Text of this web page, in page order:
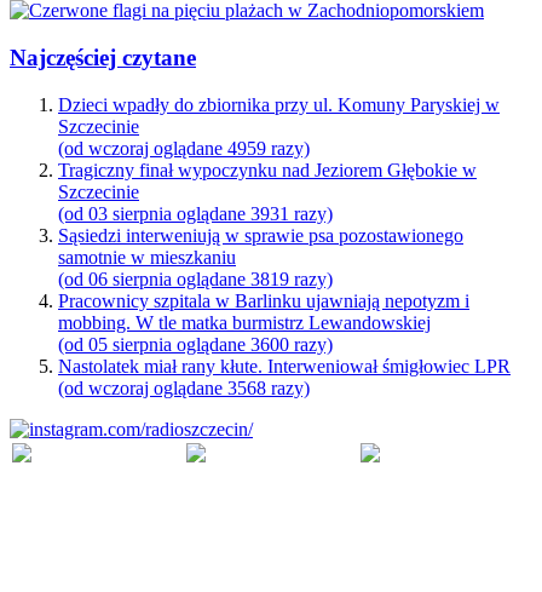
Najczęściej czytane
Dzieci wpadły do zbiornika przy ul. Komuny Paryskiej w
Szczecinie
(od wczoraj oglądane 4959 razy)
Tragiczny finał wypoczynku nad Jeziorem Głębokie w
Szczecinie
(od 03 sierpnia oglądane 3931 razy)
Sąsiedzi interweniują w sprawie psa pozostawionego
samotnie w mieszkaniu
(od 06 sierpnia oglądane 3819 razy)
Pracownicy szpitala w Barlinku ujawniają nepotyzm i
mobbing. W tle matka burmistrz Lewandowskiej
(od 05 sierpnia oglądane 3600 razy)
Nastolatek miał rany kłute. Interweniował śmigłowiec LPR
(od wczoraj oglądane 3568 razy)